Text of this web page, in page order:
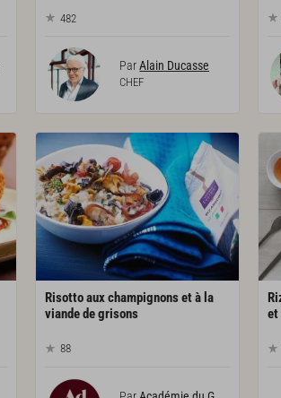
482
ParAlain Ducasse
CHEF
Risotto aux champignons et à la
viande de grisons
88
et